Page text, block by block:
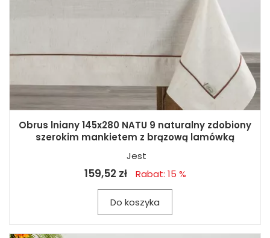
Obrus lniany 145x280 NATU 9 naturalny zdobiony
szerokim mankietem z brązową lamówką
Jest
159,52 zł Rabat: 15 %
Do koszyka